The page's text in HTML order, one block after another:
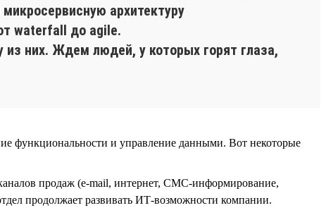
архитектуру
waterfall до agile.
них. Ждем людей, у которых горят глаза,
функциональности и управление данными. Вот некоторые
продаж (e-mail, интернет, СМС-информирование,
продолжает развивать ИТ-возможности компании.